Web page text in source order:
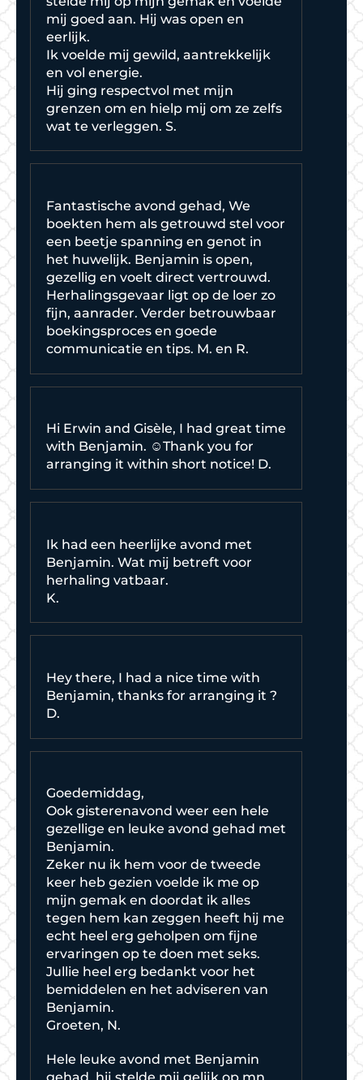
mij goed aan. Hij was open en
eerlijk.
Ik voelde mij gewild, aantrekkelijk
en vol energie.
Hij ging respectvol met mijn
grenzen om en hielp mij om ze zelfs
wat te verleggen. S.
Fantastische avond gehad, We
boekten hem als getrouwd stel voor
een beetje spanning en genot in
het huwelijk. Benjamin is open,
gezellig en voelt direct vertrouwd.
Herhalingsgevaar ligt op de loer zo
fijn, aanrader. Verder betrouwbaar
boekingsproces en goede
communicatie en tips. M. en R.
Hi Erwin and Gisèle, I had great time
with Benjamin. ☺️Thank you for
arranging it within short notice! D.
Ik had een heerlijke avond met
Benjamin. Wat mij betreft voor
herhaling vatbaar.
K.
Hey there, I had a nice time with
Benjamin, thanks for arranging it ?
D.
Goedemiddag,
Ook gisterenavond weer een hele
gezellige en leuke avond gehad met
Benjamin.
Zeker nu ik hem voor de tweede
keer heb gezien voelde ik me op
mijn gemak en doordat ik alles
tegen hem kan zeggen heeft hij me
echt heel erg geholpen om fijne
ervaringen op te doen met seks.
Jullie heel erg bedankt voor het
bemiddelen en het adviseren van
Benjamin.
Groeten, N.
Hele leuke avond met Benjamin